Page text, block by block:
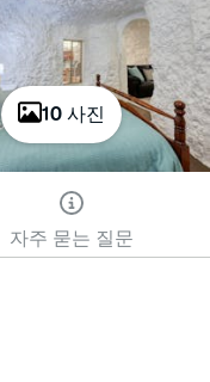
10 사진
자주 묻는 질문